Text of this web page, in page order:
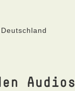
Audios